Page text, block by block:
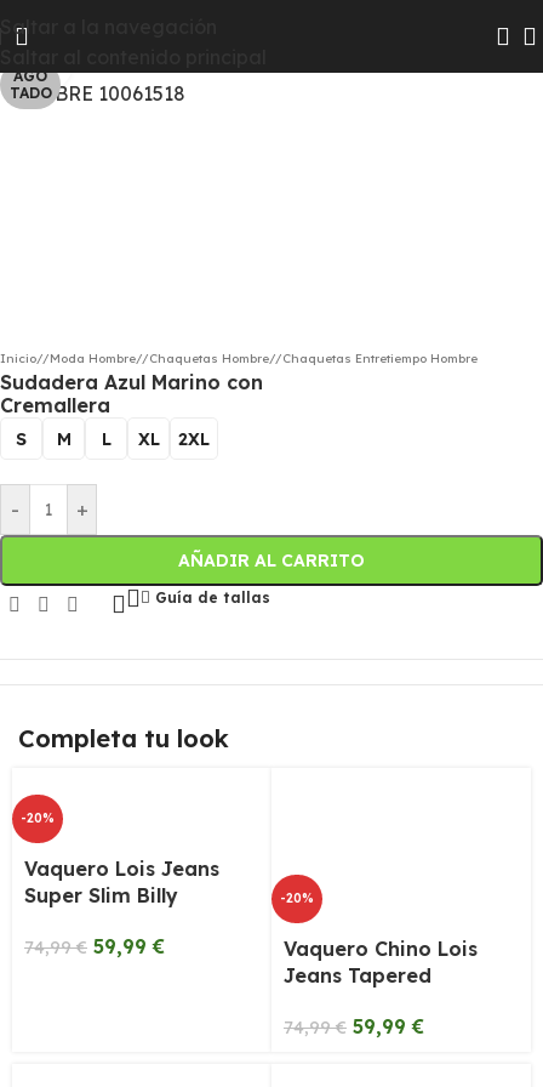
Saltar a la navegación
para que te resulte más fácil encontrar todas las
novedades
AGO
TADO
Inicio/ Moda Hombre/ Chaquetas Hombre/ Chaquetas Entretiempo Hombre
Sudadera Azul Marino con
Cremallera
S M L XL 2XL
- +
AÑADIR AL CARRITO
Guía de tallas
Completa tu look
-20%
Vaquero Lois Jeans
Super Slim Billy
74,99€ 59,99€
-20%
Vaquero Chino Lois
Jeans Tapered
74,99€ 59,99€